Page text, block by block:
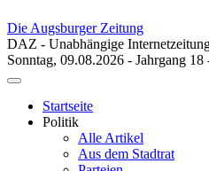
Die Augsburger Zeitung
DAZ - Unabhängige
Sonntag, 09.08.2026 - Jahrgang
Toggle
navigationStartseite
Politik
Alle Artikel
Aus dem Stadtrat